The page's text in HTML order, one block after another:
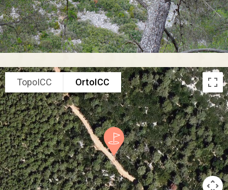
TopoICC OrtoICC